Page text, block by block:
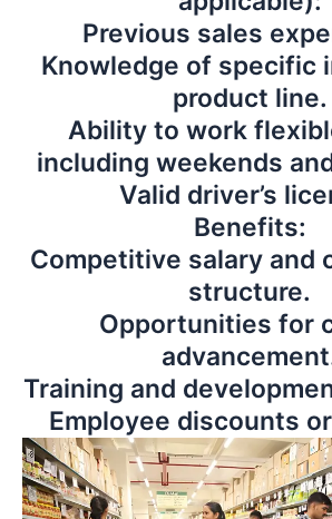
Previous sales
Knowledge of specific
product line.
Ability to work
including weekends
Valid driver’s
Benefits:
Competitive salary and
structure.
Opportunities for
Training and
Employee discounts